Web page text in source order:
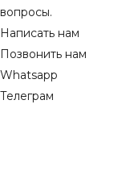
вопросы.
Написать нам
Позвонить нам
Whatsapp
Телеграм